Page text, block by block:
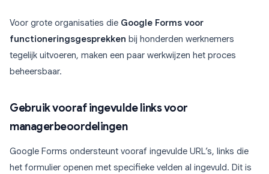
Voor grote organisaties die Google Forms voor
functioneringsgesprekken bij honderden werknemers
tegelijk uitvoeren, maken een paar werkwijzen het proces
beheersbaar.
Gebruik vooraf ingevulde links voor
managerbeoordelingen
Google Forms ondersteunt vooraf ingevulde URL’s, links die
het formulier openen met specifieke velden al ingevuld. Dit is